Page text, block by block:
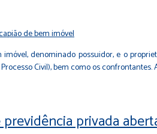
denominado possuidor, e o
Civil), bem como os
privada